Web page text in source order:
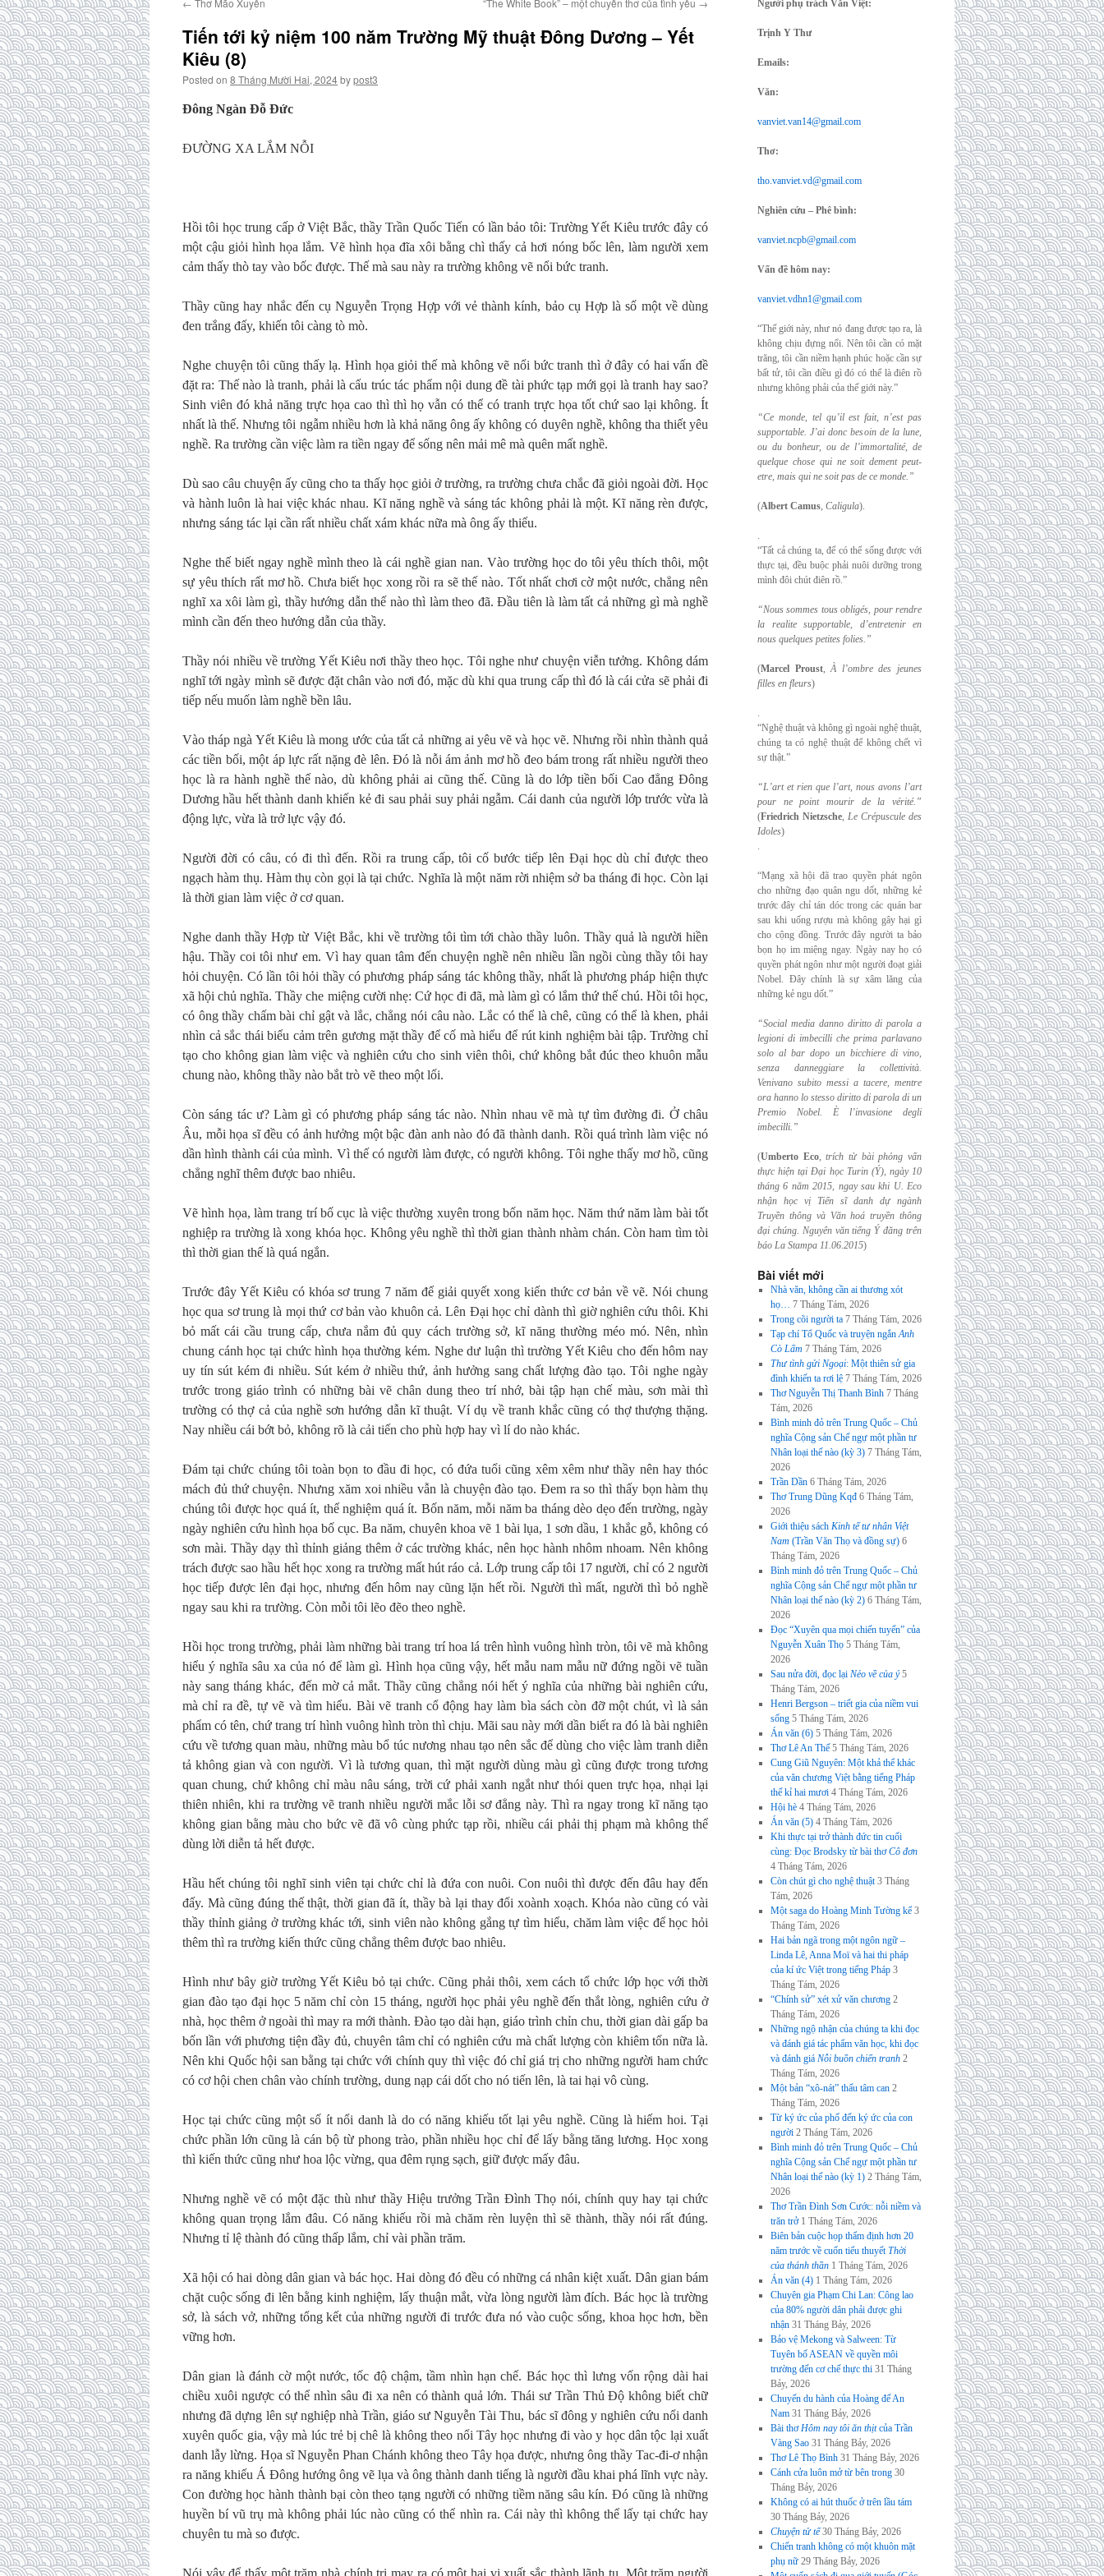
← Thơ Mão Xuyên “The White Book” – một chuyến thơ của tình yêu →
Tiến tới kỷ niệm 100 năm Trường Mỹ thuật Đông Dương – Yết
Kiêu (8)
Posted on 8 Tháng Mười Hai, 2024bypost3
Đông Ngàn Đỗ Đức
ĐƯỜNG XA LẮM NỖI
Hồi tôi học trung cấp ở Việt Bắc, thầy Trần Quốc Tiến có lần bảo tôi: Trường Yết Kiêu trước đây có
một cậu giỏi hình họa lắm. Vẽ hình họa đĩa xôi bằng chì thấy cả hơi nóng bốc lên, làm người xem
cảm thấy thò tay vào bốc được. Thế mà sau này ra trường không vẽ nổi bức tranh.
Thầy cũng hay nhắc đến cụ Nguyễn Trọng Hợp với vẻ thành kính, bảo cụ Hợp là số một về dùng
đen trắng đấy, khiến tôi càng tò mò.
Nghe chuyện tôi cũng thấy lạ. Hình họa giỏi thế mà không vẽ nổi bức tranh thì ở đây có hai vấn đề
đặt ra: Thế nào là tranh, phải là cấu trúc tác phẩm nội dung đề tài phức tạp mới gọi là tranh hay sao?
Sinh viên đó khả năng trực họa cao thì thì họ vẫn có thể có tranh trực họa tốt chứ sao lại không. Ít
nhất là thế. Nhưng tôi ngẫm nhiều hơn là khả năng ông ấy không có duyên nghề, không tha thiết yêu
nghề. Ra trường cần việc làm ra tiền ngay để sống nên mải mê mà quên mất nghề.
Dù sao câu chuyện ấy cũng cho ta thấy học giỏi ở trường, ra trường chưa chắc đã giỏi ngoài đời. Học
và hành luôn là hai việc khác nhau. Kĩ năng nghề và sáng tác không phải là một. Kĩ năng rèn được,
nhưng sáng tác lại cần rất nhiều chất xám khác nữa mà ông ấy thiếu.
Nghe thế biết ngay nghề mình theo là cái nghề gian nan. Vào trường học do tôi yêu thích thôi, một
sự yêu thích rất mơ hồ. Chưa biết học xong rồi ra sẽ thế nào. Tốt nhất chơi cờ một nước, chẳng nên
nghĩ xa xôi làm gì, thầy hướng dẫn thế nào thì làm theo đã. Đầu tiên là làm tất cả những gì mà nghề
mình cần đến theo hướng dẫn của thầy.
Thầy nói nhiều về trường Yết Kiêu nơi thầy theo học. Tôi nghe như chuyện viễn tưởng. Không dám
nghĩ tới ngày mình sẽ được đặt chân vào nơi đó, mặc dù khi qua trung cấp thì đó là cái cửa sẽ phải đi
tiếp nếu muốn làm nghề bền lâu.
Vào tháp ngà Yết Kiêu là mong ước của tất cả những ai yêu vẽ và học vẽ. Nhưng rồi nhìn thành quả
các tiền bối, một áp lực rất nặng đè lên. Đó là nỗi ám ảnh mơ hồ đeo bám trong rất nhiều người theo
học là ra hành nghề thế nào, dù không phải ai cũng thế. Cũng là do lớp tiền bối Cao đẳng Đông
Dương hầu hết thành danh khiến kẻ đi sau phải suy phải ngẫm. Cái danh của người lớp trước vừa là
động lực, vừa là trở lực vậy đó.
Người đời có câu, có đi thì đến. Rồi ra trung cấp, tôi cố bước tiếp lên Đại học dù chỉ được theo
ngạch hàm thụ. Hàm thụ còn gọi là tại chức. Nghĩa là một năm rời nhiệm sở ba tháng đi học. Còn lại
là thời gian làm việc ở cơ quan.
Nghe danh thầy Hợp từ Việt Bắc, khi về trường tôi tìm tới chào thầy luôn. Thầy quả là người hiền
hậu. Thầy coi tôi như em. Vì hay quan tâm đến chuyện nghề nên nhiều lần ngồi cùng thầy tôi hay
hỏi chuyện. Có lần tôi hỏi thầy có phương pháp sáng tác không thầy, nhất là phương pháp hiện thực
xã hội chủ nghĩa. Thầy che miệng cười nhẹ: Cứ học đi đã, mà làm gì có lắm thứ thế chú. Hồi tôi học,
có ông thầy chấm bài chỉ gật và lắc, chẳng nói câu nào. Lắc có thể là chê, cũng có thể là khen, phải
nhìn cả sắc thái biểu cảm trên gương mặt thầy để cố mà hiểu để rút kinh nghiệm bài tập. Trường chỉ
tạo cho không gian làm việc và nghiên cứu cho sinh viên thôi, chứ không bắt đúc theo khuôn mẫu
chung nào, không thầy nào bắt trò vẽ theo một lối.
Còn sáng tác ư? Làm gì có phương pháp sáng tác nào. Nhìn nhau vẽ mà tự tìm đường đi. Ở châu
Âu, mỗi họa sĩ đều có ảnh hưởng một bậc đàn anh nào đó đã thành danh. Rồi quá trình làm việc nó
dần hình thành cái của mình. Vì thế có người làm được, có người không. Tôi nghe thấy mơ hồ, cũng
chẳng nghĩ thêm được bao nhiêu.
Vẽ hình họa, làm trang trí bố cục là việc thường xuyên trong bốn năm học. Năm thứ năm làm bài tốt
nghiệp ra trường là xong khóa học. Không yêu nghề thì thời gian thành nhàm chán. Còn ham tìm tòi
thì thời gian thế là quá ngắn.
Trước đây Yết Kiêu có khóa sơ trung 7 năm để giải quyết xong kiến thức cơ bản về vẽ. Nói chung
học qua sơ trung là mọi thứ cơ bản vào khuôn cả. Lên Đại học chỉ dành thì giờ nghiên cứu thôi. Khi
bỏ mất cái cầu trung cấp, chưa nắm đủ quy cách trường sở, kĩ năng thường méo mó. Nên, nhìn
chung cánh học tại chức hình họa thường kém. Nghe dư luận thì trường Yết Kiêu cho đến hôm nay
uy tín sút kém đi nhiều. Sút kém ở nhiều thứ, ảnh hưởng sang chất lượng đào tạo. Tôi nghe ngày
trước trong giáo trình có những bài vẽ chân dung theo trí nhớ, bài tập hạn chế màu, sơn mài thì
trường có thợ cả của nghề sơn hướng dẫn kĩ thuật. Ví dụ về tranh khắc cũng có thợ thượng thặng.
Nay nhiều cái bớt bỏ, không rõ là cải tiến cho phù hợp hay vì lí do nào khác.
Đám tại chức chúng tôi toàn bọn to đầu đi học, có đứa tuổi cũng xêm xêm như thầy nên hay thóc
mách đủ thứ chuyện. Nhưng xăm xoi nhiều vẫn là chuyện đào tạo. Đem ra so thì thấy bọn hàm thụ
chúng tôi được học quá ít, thể nghiệm quá ít. Bốn năm, mỗi năm ba tháng dèo dẹo đến trường, ngày
ngày nghiên cứu hình họa bố cục. Ba năm, chuyên khoa vẽ 1 bài lụa, 1 sơn dầu, 1 khắc gỗ, không có
sơn mài. Thầy dạy thì thỉnh giảng thêm ở các trường khác, nên học hành nhôm nhoam. Nên không
trách được sao hầu hết học xong ra trường mất hút ráo cả. Lớp trung cấp tôi 17 người, chỉ có 2 người
học tiếp được lên đại học, nhưng đến hôm nay cũng lặn hết rồi. Người thì mất, người thì bỏ nghề
ngay sau khi ra trường. Còn mỗi tôi lẽo đẽo theo nghề.
Hồi học trong trường, phải làm những bài trang trí hoa lá trên hình vuông hình tròn, tôi vẽ mà không
hiểu ý nghĩa sâu xa của nó để làm gì. Hình họa cũng vậy, hết mẫu nam mẫu nữ đứng ngồi vẽ tuần
này sang tháng khác, đến mờ cả mắt. Thầy cũng chẳng nói hết ý nghĩa của những bài nghiên cứu,
mà chỉ ra đề, tự vẽ và tìm hiểu. Bài vẽ tranh cổ động hay làm bìa sách còn đỡ một chút, vì là sản
phẩm có tên, chứ trang trí hình vuông hình tròn thì chịu. Mãi sau này mới dần biết ra đó là bài nghiên
cứu về tương quan màu, những màu bổ túc nương nhau tạo nên sắc để dùng cho việc làm tranh diễn
tả không gian và con người. Vì là tương quan, thì mặt người dùng màu gì cũng được trong tương
quan chung, chứ không chỉ màu nâu sáng, trời cứ phải xanh ngắt như thói quen trực họa, nhại lại
thiên nhiên, khi ra trường vẽ tranh nhiều người mắc lỗi sơ đẳng này. Thì ra ngay trong kĩ năng tạo
không gian bằng màu cho bức vẽ đã vô cùng phức tạp rồi, nhiều cái phải thị phạm mà không thể
dùng lời diễn tả hết được.
Hầu hết chúng tôi nghĩ sinh viên tại chức chỉ là đứa con nuôi. Con nuôi thì được đến đâu hay đến
đấy. Mà cũng đúng thế thật, thời gian đã ít, thầy bà lại thay đổi xoành xoạch. Khóa nào cũng có vài
thầy thỉnh giảng ở trường khác tới, sinh viên nào không gắng tự tìm hiểu, chăm làm việc để học hỏi
thêm thì ra trường kiến thức cũng chẳng thêm được bao nhiêu.
Hình như bây giờ trường Yết Kiêu bỏ tại chức. Cũng phải thôi, xem cách tổ chức lớp học với thời
gian đào tạo đại học 5 năm chỉ còn 15 tháng, người học phải yêu nghề đến thắt lòng, nghiên cứu ở
nhà, học thêm ở ngoài thì may ra mới thành. Đào tạo dài hạn, giáo trình chỉn chu, thời gian dài gấp ba
bốn lần với phương tiện đầy đủ, chuyên tâm chỉ có nghiên cứu mà chất lượng còn khiêm tốn nữa là.
Nên khi Quốc hội san bằng tại chức với chính quy thì việc đó chỉ giá trị cho những người ham chức
có cơ hội chen chân vào chính trường, dung nạp cái dốt cho nó tiến lên, là tai hại vô cùng.
Học tại chức cũng một số ít nổi danh là do có năng khiếu tốt lại yêu nghề. Cũng là hiếm hoi. Tại
chức phần lớn cũng là cán bộ từ phong trào, phần nhiều học chỉ để lấy bằng tăng lương. Học xong
thì kiến thức cũng như hoa lộc vừng, qua đêm rụng sạch, giữ được mấy đâu.
Nhưng nghề vẽ có một đặc thù như thầy Hiệu trưởng Trần Đình Thọ nói, chính quy hay tại chức
không quan trọng lắm đâu. Có năng khiếu rồi mà chăm rèn luyện thì sẽ thành, thầy nói rất đúng.
Nhưng tỉ lệ thành đó cũng thấp lắm, chỉ vài phần trăm.
Xã hội có hai dòng dân gian và bác học. Hai dòng đó đều có những cá nhân kiệt xuất. Dân gian bám
chặt cuộc sống đi lên bằng kinh nghiệm, lấy thuận mắt, vừa lòng người làm đích. Bác học là trường
sở, là sách vở, những tổng kết của những người đi trước đưa nó vào cuộc sống, khoa học hơn, bền
vững hơn.
Dân gian là đánh cờ một nước, tốc độ chậm, tầm nhìn hạn chế. Bác học thì lưng vốn rộng dài hai
chiều xuôi ngược có thể nhìn sâu đi xa nên có thành quả lớn. Thái sư Trần Thủ Độ không biết chữ
nhưng đã dựng lên sự nghiệp nhà Trần, giáo sư Nguyễn Tài Thu, bác sĩ đông y nghiên cứu nổi danh
xuyên quốc gia, vậy mà lúc trẻ bị chê là không theo nổi Tây học nhưng đi vào y học dân tộc lại xuất
danh lẫy lừng. Họa sĩ Nguyễn Phan Chánh không theo Tây họa được, nhưng ông thầy Tac-đi-ơ nhận
ra năng khiếu Á Đông hướng ông vẽ lụa và ông thành danh tiếng là người đầu khai phá lĩnh vực này.
Con đường học hành thành bại còn theo tạng người có những tiềm năng sâu kín. Đó cũng là những
huyền bí vũ trụ mà không phải lúc nào cũng có thể nhìn ra. Cái này thì không thể lấy tại chức hay
chuyên tu mà so được.
Nói vậy để thấy một trăm nhà chính trị may ra có một hai vị xuất sắc thành lãnh tụ. Một trăm người
Người phụ trách Văn Việt:
Trịnh Y Thư
Emails:
Văn:
vanviet.van14@gmail.com
Thơ:
tho.vanviet.vd@gmail.com
Nghiên cứu – Phê bình:
vanviet.ncpb@gmail.com
Vấn đề hôm nay:
vanviet.vdhn1@gmail.com
“Thế giới này, như nó đang được tạo ra, là
không chịu đựng nổi. Nên tôi cần có mặt
trăng, tôi cần niềm hạnh phúc hoặc cần sự
bất tử, tôi cần điều gì đó có thể là điên rồ
nhưng không phải của thế giới này.”
“Ce monde, tel qu’il est fait, n’est pas
supportable. J’ai donc besoin de la lune,
ou du bonheur, ou de l’immortalité, de
quelque chose qui ne soit dement peut-
etre, mais qui ne soit pas de ce monde.”
(Albert Camus, Caligula).
.
“Tất cả chúng ta, để có thể sống được với
thực tại, đều buộc phải nuôi dưỡng trong
mình đôi chút điên rồ.”
“Nous sommes tous obligés, pour rendre
la realite supportable, d’entretenir en
nous quelques petites folies.”
(Marcel Proust,À l’ombre des jeunes
filles en fleurs)
.
“Nghệ thuật và không gì ngoài nghệ thuật,
chúng ta có nghệ thuật để không chết vì
sự thật.”
“L’art et rien que l’art, nous avons l’art
pour ne point mourir de la vérité.”
(Friedrich Nietzsche, Le Crépuscule des
Idoles)
.
“Mạng xã hội đã trao quyền phát ngôn
cho những đạo quân ngu dốt, những kẻ
trước đây chỉ tán dóc trong các quán bar
sau khi uống rượu mà không gây hại gì
cho cộng đồng. Trước đây người ta bảo
bọn họ im miệng ngay. Ngày nay họ có
quyền phát ngôn như một người đoạt giải
Nobel. Đây chính là sự xâm lăng của
những kẻ ngu dốt.”
“Social media danno diritto di parola a
legioni di imbecilli che prima parlavano
solo albar dopo un bicchiere di vino,
senza danneggiare la collettività.
Venivano subito messi a tacere, mentre
ora hanno lo stesso diritto di parola di un
Premio Nobel. È l’invasione degli
imbecilli.”
(Umberto Eco,trích từ bài phỏng vấn
thực hiện tại Đại học Turin (Ý), ngày 10
tháng 6 năm 2015, ngay sau khi U. Eco
nhận học vị Tiến sĩ danh dự ngành
Truyền thông và Văn hoá truyền thông
đại chúng. Nguyên văn tiếng Ý đăng trên
báo La Stampa 11.06.2015)
Bài viết mới
Nhà văn, không cần ai thương xót
họ… 7 Tháng Tám, 2026
Trong cõi người ta 7 Tháng Tám, 2026
Tạp chí Tổ Quốc và truyện ngắnAnh
Cò Lấm 7 Tháng Tám, 2026
Thư tình gửi Ngoại: Một thiên sử gia
đình khiến ta rơi lệ 7 Tháng Tám, 2026
Thơ Nguyễn Thị Thanh Bình 7 Tháng
Tám, 2026
Bình minh đỏ trên Trung Quốc – Chủ
nghĩa Cộng sản Chế ngự một phần tư
Nhân loại thế nào (kỳ 3) 7 Tháng Tám,
2026
Trần Dần 6 Tháng Tám, 2026
Thơ Trung Dũng Kqđ 6 Tháng Tám,
2026
Giới thiệu sách Kinh tế tư nhân Việt
Nam (Trần Văn Thọ và đồng sự) 6
Tháng Tám, 2026
Bình minh đỏ trên Trung Quốc – Chủ
nghĩa Cộng sản Chế ngự một phần tư
Nhân loại thế nào (kỳ 2) 6 Tháng Tám,
2026
Đọc “Xuyên qua mọi chiến tuyến” của
Nguyễn Xuân Thọ 5 Tháng Tám,
2026
Sau nửa đời, đọc lại Nẻo về của ý 5
Tháng Tám, 2026
Henri Bergson – triết gia của niềm vui
sống 5 Tháng Tám, 2026
Án văn (6) 5 Tháng Tám, 2026
Thơ Lê An Thế 5 Tháng Tám, 2026
Cung Giũ Nguyên: Một khả thể khác
của văn chương Việt bằng tiếng Pháp
thế kỉ hai mươi 4 Tháng Tám, 2026
Hội hè 4 Tháng Tám, 2026
Án văn (5) 4 Tháng Tám, 2026
Khi thực tại trở thành đức tin cuối
cùng: Đọc Brodsky từ bài thơCô đơn
4 Tháng Tám, 2026
Còn chút gì cho nghệ thuật 3 Tháng
Tám, 2026
Một saga do Hoàng Minh Tường kể 3
Tháng Tám, 2026
Hai bản ngã trong một ngôn ngữ –
Linda Lê, Anna Moï và hai thi pháp
của kí ức Việt trong tiếng Pháp 3
Tháng Tám, 2026
“Chính sử” xét xử văn chương 2
Tháng Tám, 2026
Những ngộ nhận của chúng ta khi đọc
và đánh giá tác phẩm văn học, khi đọc
và đánh giá Nỗi buồn chiến tranh 2
Tháng Tám, 2026
Một bản “xô-nát” thấu tâm can 2
Tháng Tám, 2026
Từ ký ức của phố đến ký ức của con
người 2 Tháng Tám, 2026
Bình minh đỏ trên Trung Quốc – Chủ
nghĩa Cộng sản Chế ngự một phần tư
Nhân loại thế nào (kỳ 1) 2 Tháng Tám,
2026
Thơ Trần Đình Sơn Cước: nỗi niềm và
trăn trở 1 Tháng Tám, 2026
Biên bản cuộc họp thẩm định hơn 20
năm trước về cuốn tiểu thuyếtThời
của thánh thần 1 Tháng Tám, 2026
Án văn (4) 1 Tháng Tám, 2026
Chuyên gia Phạm Chi Lan: Công lao
của 80% người dân phải được ghi
nhận 31 Tháng Bảy, 2026
Bảo vệ Mekong và Salween: Từ
Tuyên bố ASEAN về quyền môi
trường đến cơ chế thực thi 31 Tháng
Bảy, 2026
Chuyến du hành của Hoàng đế An
Nam 31 Tháng Bảy, 2026
Bài thơHôm nay tôi ăn thịtcủa Trần
Vàng Sao 31 Tháng Bảy, 2026
Thơ Lê Thọ Bình 31 Tháng Bảy, 2026
Cánh cửa luôn mở từ bên trong 30
Tháng Bảy, 2026
Không có ai hút thuốc ở trên lầu tám
30 Tháng Bảy, 2026
Chuyện tử tế 30 Tháng Bảy, 2026
Chiến tranh không có một khuôn mặt
phụ nữ 29 Tháng Bảy, 2026